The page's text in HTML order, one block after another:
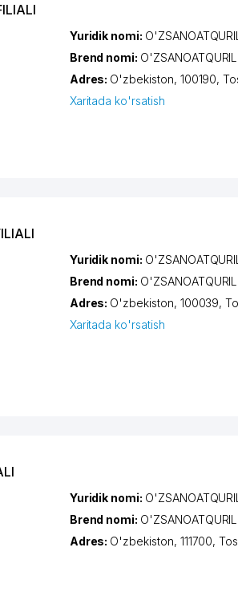
Yuridik nomi:
Brend nomi:
Adres: O'zbekiston, 100190,
Xaritada ko'rsatish
Yuridik nomi:
Brend nomi:
Adres: O'zbekiston, 100039,
Xaritada ko'rsatish
Yuridik nomi:
Brend nomi:
Adres: O'zbekiston, 111700,